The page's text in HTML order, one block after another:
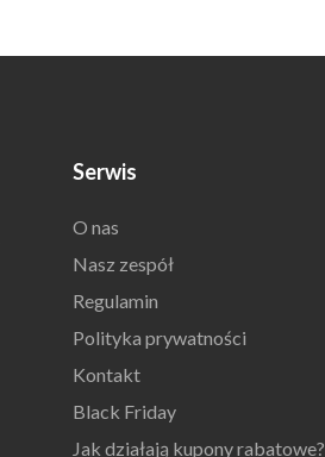
Serwis
O nas
Nasz zespół
Regulamin
Polityka prywatności
Kontakt
Black Friday
Jak działają kupony rabatowe?